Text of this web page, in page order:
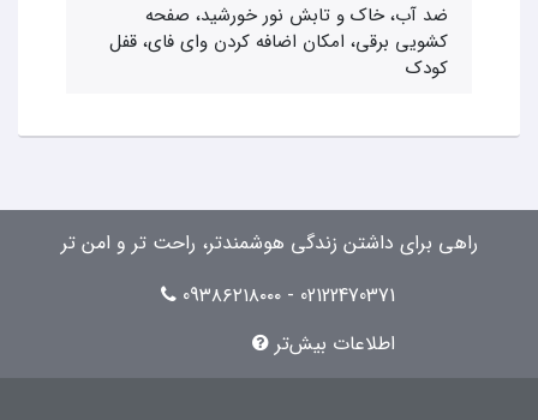
ضد آب، خاک و تابش نور خورشید، صفحه
کشویی برقی، امکان اضافه کردن وای فای، قفل
کودک
راهی برای داشتن زندگی هوشمندتر، راحت تر و امن تر
02122470371 - 09۳۸۶۲۱۸۰۰۰
اطلاعات بیش‌تر